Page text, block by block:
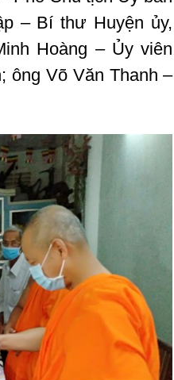
– Bí thư Huyện ủy,
Hoàng – Ủy viên
ông Võ Văn Thanh –